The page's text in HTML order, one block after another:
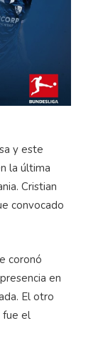
y este
la última
Cristian
convocado
coronó
en
El otro
fue el